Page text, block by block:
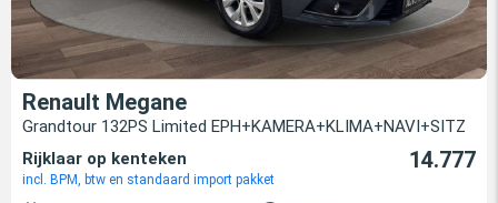
Renault Megane
Grandtour 132PS Limited EPH+KAMERA+KLIMA+NAVI+SITZ
Rijklaar op kenteken
incl. BPM, btw en standaard import pakket
14.777